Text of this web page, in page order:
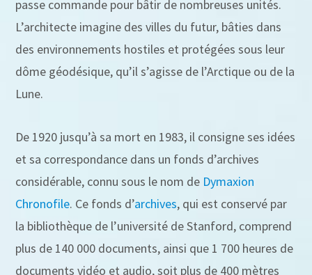
passe commande pour bâtir de nombreuses unités.
L’architecte imagine des villes du futur, bâties dans
des environnements hostiles et protégées sous leur
dôme géodésique, qu’il s’agisse de l’Arctique ou de la
Lune.
De 1920 jusqu’à sa mort en 1983, il consigne ses idées
et sa correspondance dans un fonds d’archives
considérable, connu sous le nom de Dymaxion
Chronofile. Ce fonds d’archives, qui est conservé par
la bibliothèque de l’université de Stanford, comprend
plus de 140 000 documents, ainsi que 1 700 heures de
documents vidéo et audio, soit plus de 400 mètres